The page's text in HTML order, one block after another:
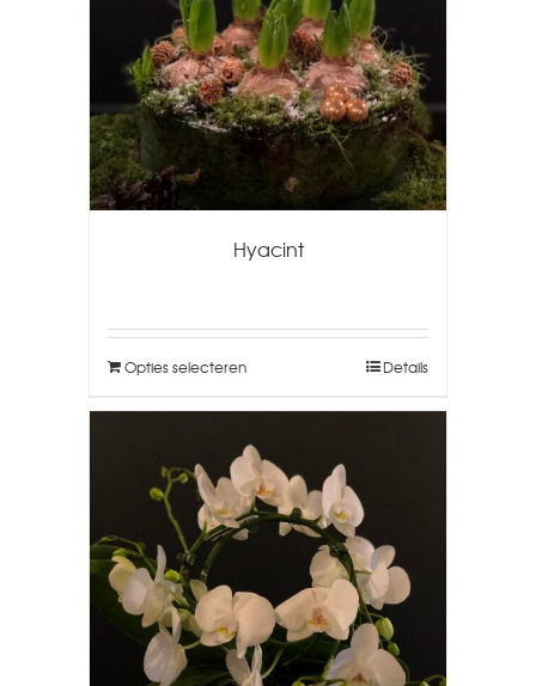
Hyacint
Opties selecteren Details